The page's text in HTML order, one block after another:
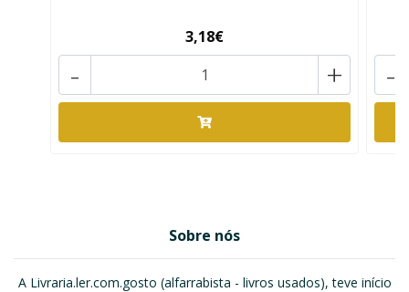
3,18€
+
- -
Sobre nós
A Livraria.ler.com.gosto (alfarrabista - livros usados), teve início